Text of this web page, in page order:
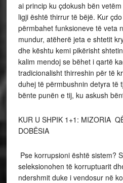
ai princip ku çdokush bën
ligji është thirrur të bëjë. Kur
përmbahet funksioneve të veta
mundur, atëherë jeta e shtetit
dhe kështu kemi pikërisht
kalim mendoj se bëhet i qartë
tradicionalisht thirreshin për të
duhej të përmbushnin detyra të
bënte punën e tij, ku askush
KUR U SHPIK 1+1: MIZORIA
DOBËSIA
Pse korrupsioni është sistem?
seleksionohen të korruptuarit
ndershmit duke i vendosur në